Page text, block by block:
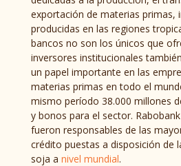
exportación de materias primas,
producidas en las regiones
bancos no son los únicos que
inversores institucionales
un papel importante en las
materias primas en todo el
mismo período 38.000 millones
y bonos para el sector.
fueron responsables de las
crédito puestas a disposición de
soja a nivel mundial.